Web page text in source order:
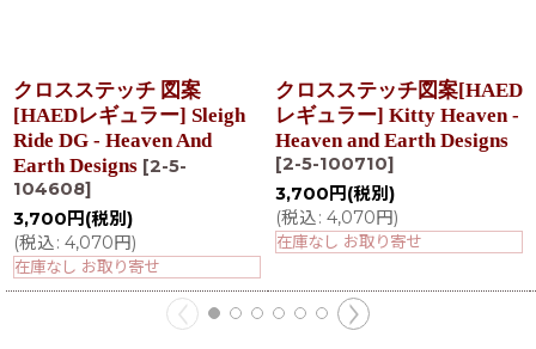
クロスステッチ 図案
[HAEDレギュラー] Sleigh
Ride DG - Heaven And
Earth Designs [2-5-
104608]
3,700 円 (税別)
(税込: 4,070円)
在庫なし お取り寄せ
クロスステッチ図案[HAED
レギュラー] Kitty Heaven -
Heaven and Earth Designs
[2-5-100710]
3,700 円 (税別)
(税込: 4,070円)
在庫なし お取り寄せ